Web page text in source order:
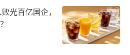
光百亿国企，